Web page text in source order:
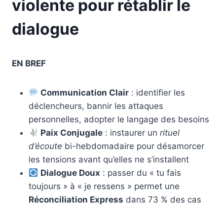
violente pour rétablir le
dialogue
EN BREF
Communication Clair : identifier les
déclencheurs, bannir les attaques
personnelles, adopter le langage des besoins
Paix Conjugale : instaurer unrituel
d’écoute bi-hebdomadaire pour désamorcer
les tensions avant qu’elles ne s’installent
Dialogue Doux : passer du « tu fais
toujours » à « je ressens » permet une
Réconciliation Express dans 73 % des cas